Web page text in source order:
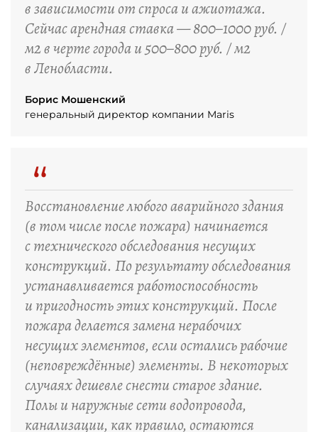
в зависимости от спроса и ажиотажа.
Сейчас арендная ставка — 800–1000 руб. /
м2 в черте города и 500–800 руб. / м2
в Ленобласти.
Борис Мошенский
генеральный директор компании Maris
“
Восстановление любого аварийного здания
(в том числе после пожара) начинается
с технического обследования несущих
конструкций. По результату обследования
устанавливается работоспособность
и пригодность этих конструкций. После
пожара делается замена нерабочих
несущих элементов, если остались рабочие
(неповреждённые) элементы. В некоторых
случаях дешевле снести старое здание.
Полы и наружные сети водопровода,
канализации, как правило, остаются